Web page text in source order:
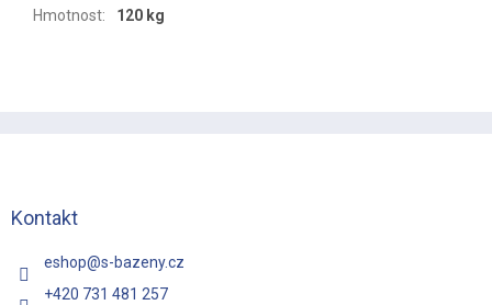
Hmotnost: 120 kg
Kontakt
eshop@s-bazeny.cz
+420 731 481 257